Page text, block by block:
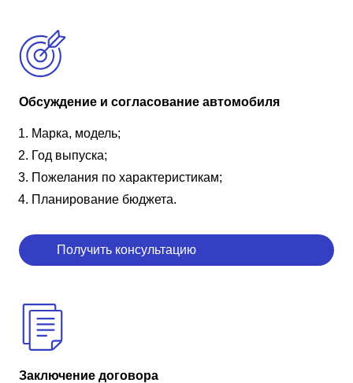
Обсуждение и согласование автомобиля
Марка, модель;
Год выпуска;
Пожелания по характеристикам;
Планирование бюджета.
Получить консультацию
Заключение договора